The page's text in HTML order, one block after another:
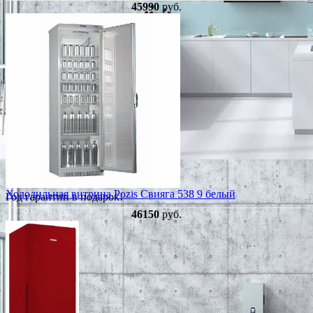
45990 руб.
Год гарантии в подарок!
Холодильная витрина Pozis Свияга 538 9 белый
46150руб.